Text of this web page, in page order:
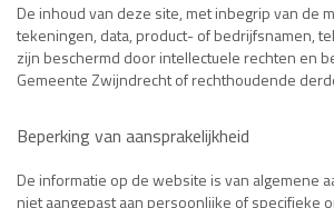
De inhoud van deze site, met inbegrip van de
tekeningen, data, product- of bedrijfsnamen,
zijn beschermd door intellectuele rechten en
Gemeente Zwijndrecht of rechthoudende
Beperking van aansprakelijkheid
De informatie op de website is van algemene
niet aangepast aan persoonlijke of specifieke